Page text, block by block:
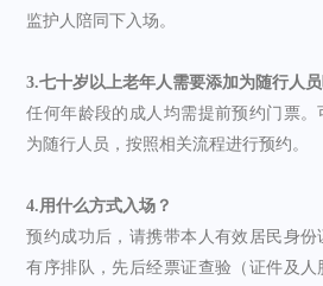
监护人陪同下入场。
3.七十岁以上老年人需要添加为随行人员
任何年龄段的成人均需提前预约门票
为随行人员，按照相关流程进行预约。
4.用什么方式入场？
预约成功后，请携带本人有效居民身
有序排队，先后经票证查验（证件及人